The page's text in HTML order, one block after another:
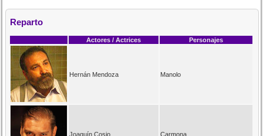
Reparto
Actores / Actrices Personajes
Hernán Mendoza Manolo
Joaquín Cosio Carmona